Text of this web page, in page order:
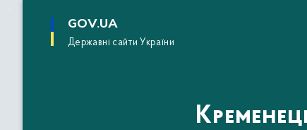
основного
GOV.UA
Державні сайти України